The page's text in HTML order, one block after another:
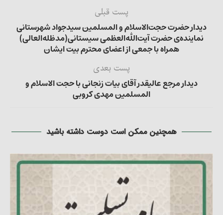
پست قبلی
دیدار حضرت حجت‌الاسلام و المسلمین سیدجواد شهرستانی
نماینده‌ی حضرت آیت‌الله‌العظمی سیستانی(مدظله‌العالی)
همراه با جمعی از اعضای محترم بیت ایشان
پست بعدی
دیدار مرجع عالیقدر آقای بیات زنجانی با حجت الاسلام و
المسلمین مهدی کروبی
همچنین ممکن است دوست داشته باشید